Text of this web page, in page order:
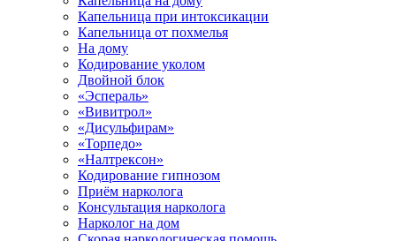
Капельница при интоксикации
Капельница от похмелья
На дому
Кодирование уколом
Двойной блок
«Эспераль»
«Вивитрол»
«Дисульфирам»
«Торпедо»
«Налтрексон»
Кодирование гипнозом
Приём нарколога
Консультация нарколога
Нарколог на дом